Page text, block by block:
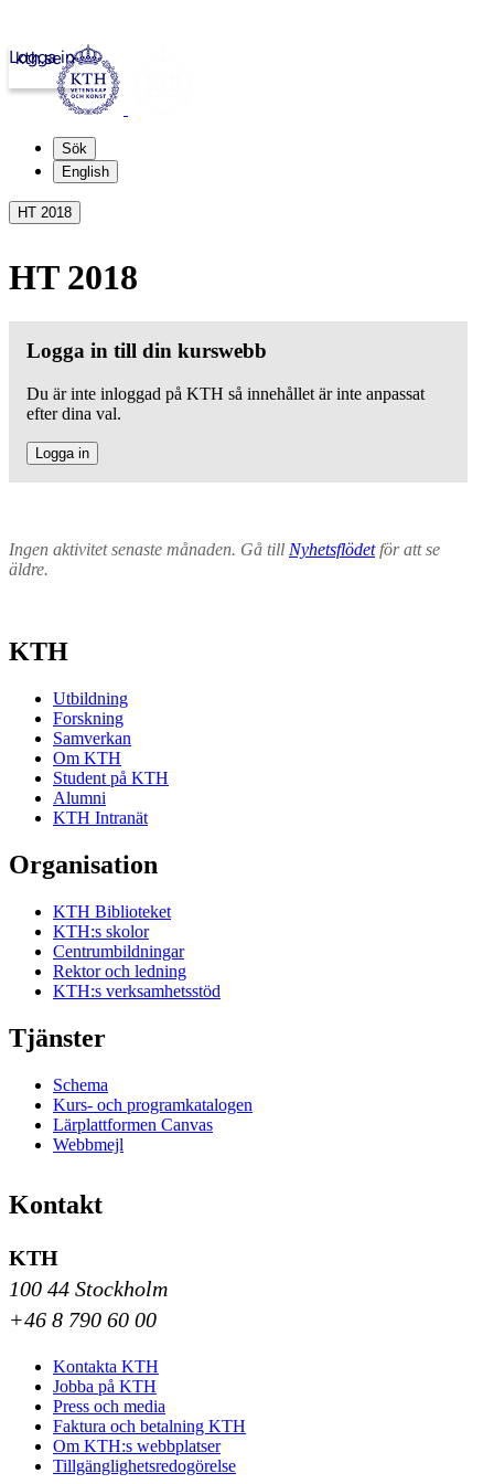
kth.se
Logga in
Sök
English
HT 2018
HT 2018
Logga in till din kurswebb
Du är inte inloggad på KTH så innehållet är inte anpassat
efter dina val.
Logga in
Ingen aktivitet senaste månaden. Gå till Nyhetsflödetför att se
äldre.
KTH
Utbildning
Forskning
Samverkan
Om KTH
Student på KTH
Alumni
KTH Intranät
Organisation
KTH Biblioteket
KTH:s skolor
Centrumbildningar
Rektor och ledning
KTH:s verksamhetsstöd
Tjänster
Schema
Kurs- och programkatalogen
Lärplattformen Canvas
Webbmejl
Kontakt
KTH
100 44 Stockholm
+46 8 790 60 00
Kontakta KTH
Jobba på KTH
Press och media
Faktura och betalning KTH
Om KTH:s webbplatser
Tillgänglighetsredogörelse